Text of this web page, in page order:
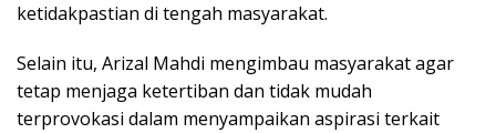
ketidakpastian di tengah masyarakat.
Selain itu, Arizal Mahdi mengimbau masyarakat agar
tetap menjaga ketertiban dan tidak mudah
terprovokasi dalam menyampaikan aspirasi terkait